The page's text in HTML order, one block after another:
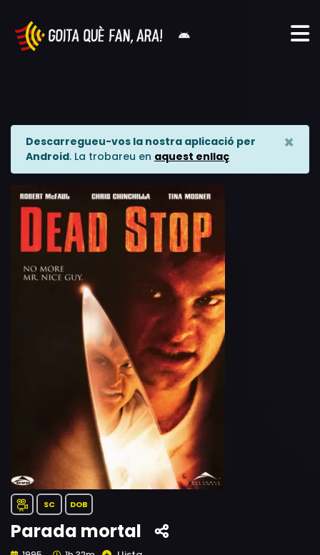
Descarregueu-vos la nostra aplicació per
Android. La trobareu en aquest enllaç
×
SC DOB
Parada mortal